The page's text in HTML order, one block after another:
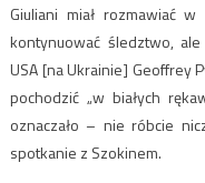
Giuliani miał rozmawiać
kontynuować śledztwo,
USA [na Ukrainie] Geoffrey
pochodzić „w białych
oznaczało – nie róbcie
spotkanie z Szokinem.